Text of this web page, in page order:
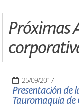
Próximas
25/09/2017
Presentación de
Tauromaquia de